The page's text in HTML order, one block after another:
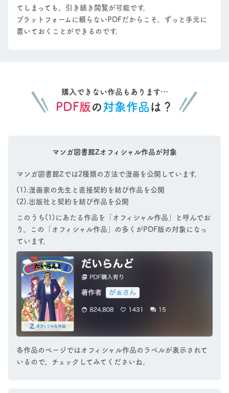
てしまっても、引き続き閲覧が可能です。
プラットフォームに頼らないPDFだからこそ、ずっと手元に
置いておくことができるのです。
購入できない作品もあります…
PDF版の対象作品 は？
マンガ図書館Zオフィシャル作品が対象
マンガ図書館Zでは2種類の方法で漫画を公開しています。
(1).漫画家の先生と直接契約を結び作品を公開
(2).出版社と契約を結び作品を公開
このうち(1)にあたる作品を「オフィシャル作品」と呼んでお
り、この「オフィシャル作品」の多くがPDF版の対象になっ
ています。
各作品のページではオフィシャル作品のラベルが表示されて
いるので、チェックしてみてくださいね。